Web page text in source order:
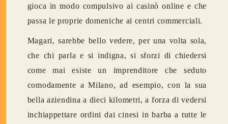
gioca in modo compulsivo ai casinò online e che
passa le proprie domeniche ai centri commerciali.
Magari, sarebbe bello vedere, per una volta sola,
che chi parla e si indigna, si sforzi di chiedersi
come mai esiste un imprenditore che seduto
comodamente a Milano, ad esempio, con la sua
bella aziendina a dieci kilometri, a forza di vedersi
inchiappettare ordini dai cinesi in barba a tutte le